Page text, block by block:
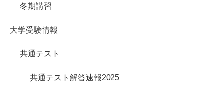
冬期講習
大学受験情報
共通テスト
共通テスト解答速報2025